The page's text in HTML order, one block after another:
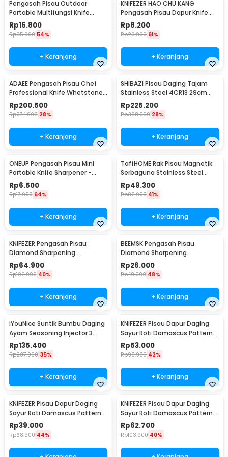
Pengasah Pisau Outdoor
Portable Multifungsi Knife
Sharpener - Y88
Rp16.800
Rp35.900 54%
+ Keranjang
KNIFEZER HAO CHU KANG
Pengasah Pisau Dapur Knife
Sharpener 3 Slot - RS-168
Rp8.200
Rp20.900 61%
+ Keranjang
ADAEE Pengasah Pisau Chef
Professional Knife Whetstone
Grinder
Rp200.500
Rp274.900 28%
+ Keranjang
SHIBAZI Pisau Daging Tajam
Stainless Steel 4CR13 29cm
Cleaver Knife - S601
Rp225.200
Rp308.900 28%
+ Keranjang
ONEUP Pengasah Pisau Mini
Portable Knife Sharpener -
MDQ001
Rp6.500
Rp17.900 64%
+ Keranjang
TaffHOME Rak Pisau Magnetik
Serbaguna Stainless Steel
30cm - SUS304
Rp49.300
Rp82.900 41%
+ Keranjang
KNIFEZER Pengasah Pisau
Diamond Sharpening
Wetstone 4 Stages - MY311
Rp64.900
Rp106.900 40%
+ Keranjang
BEEMSK Pengasah Pisau
Diamond Sharpening
Wetstone 3 Stages - BM301
Rp26.000
Rp49.900 48%
+ Keranjang
IYouNice Suntik Bumbu Daging
Ayam Seasoning Injector 3
Needles 2OZ - IY1819
Rp135.400
Rp207.900 35%
+ Keranjang
KNIFEZER Pisau Dapur Daging
Sayur Roti Damascus Pattern
Stainless 8 Inch Chef Knife
Rp53.000
Rp90.900 42%
+ Keranjang
KNIFEZER Pisau Dapur Daging
Sayur Roti Damascus Pattern
Stainless 5 Inch Slicing Knife
Rp39.000
Rp68.900 44%
KNIFEZER Pisau Dapur Daging
Sayur Roti Damascus Pattern
Stainless 8 Inch Bread Knife
Rp62.700
Rp103.900 40%